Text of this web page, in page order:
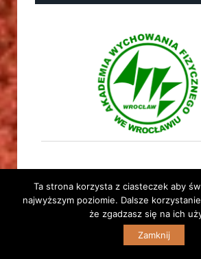
© 2014 Dolnośląski Związek Lekkiej
prawa zastrzeżone. | Stara strona:
Ta strona korzysta z ciasteczek aby
najwyższym poziomie. Dalsze
że zgadzasz się na ich
Zamknij